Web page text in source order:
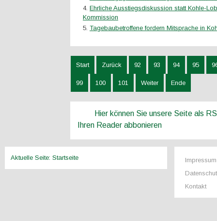
Ehrliche Ausstiegsdiskussion statt Kohle-
Kommission
Tagebaubetroffene fordern Mitsprache in
Start Zurück 92 93 94 95
99 100 101 Weiter Ende
Hier können Sie unsere Seite als
Ihren Reader abbonieren
Aktuelle Seite: Startseite
Impressum
Kontakt